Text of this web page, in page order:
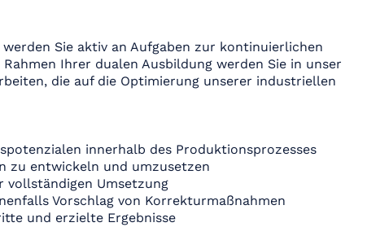
Sie aktiv an Aufgaben zur kontinuierlichen
Ihrer dualen Ausbildung werden Sie in unser
die auf die Optimierung unserer industriellen
innerhalb des Produktionsprozesses
zu entwickeln und umzusetzen
Umsetzung
Vorschlag von Korrekturmaßnahmen
und erzielte Ergebnisse